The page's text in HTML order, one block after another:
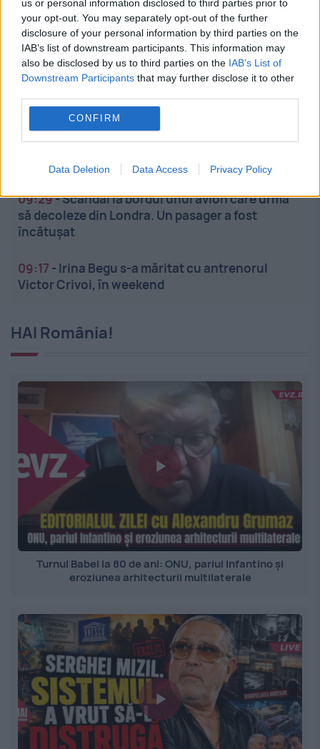
us or personal information disclosed to third parties prior to
your opt-out. You may separately opt-out of the further
disclosure of your personal information by third parties on the
IAB’s list of downstream participants. This information may
also be disclosed by us to third parties on the IAB’s List of
Downstream Participants that may further disclose it to other
CONFIRM
Data Deletion Data Access Privacy Policy
09:59-Extinderea UE intră într-o nouă etapă. Ce ne
așteaptă în viitorul apropiat
09:51-Militar din Constanța, condamnat după
din mașină la 110 km/h
09:38-Originea mitului ambulanței negre, un fapt
real. Polițiștii răpeau copii în Franța
09:29-Scandal la bordul unui avion care urma
să decoleze din Londra. Un pasager a fost
încătușat
09:17 - Irina Begu s-a măritat cu antrenorul
Victor Crivoi, în weekend
HAI România!
Turnul Babel la 80 de ani: ONU, pariul Infantino și
eroziunea arhitecturii multilaterale